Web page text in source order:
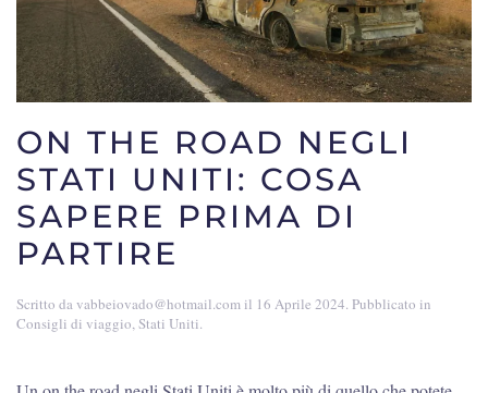
ON THE ROAD NEGLI
STATI UNITI: COSA
SAPERE PRIMA DI
PARTIRE
Scritto davabbeiovado@hotmail.com il 16 Aprile 2024. Pubblicato in
Consigli di viaggio,Stati Uniti.